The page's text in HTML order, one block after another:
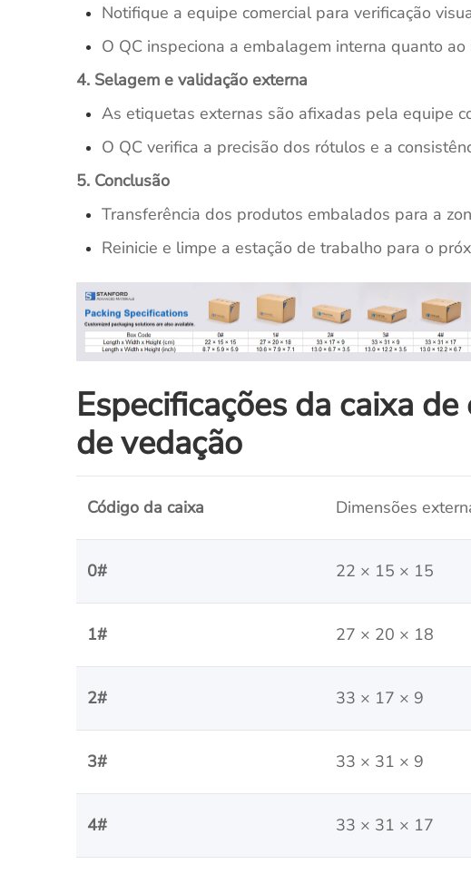
Notifique a equipe comercial para verificação
O QC inspeciona a embalagem interna quanto
4. Selagem e validação externa
As etiquetas externas são afixadas pela equipe
O QC verifica a precisão dos rótulos e a
5. Conclusão
Transferência dos produtos embalados para a
Reinicie e limpe a estação de trabalho para o
Especificações da caixa
de vedação
Código da caixa Dimensões
0# 22 × 15 × 15
1# 27 × 20 × 18
2# 33 × 17 × 9
3# 33 × 31 × 9
4# 33 × 31 × 17